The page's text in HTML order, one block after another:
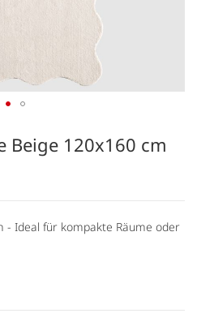
Beige 120x160 cm
- Ideal für kompakte Räume oder